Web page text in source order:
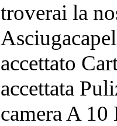
troverai la
accettato
accettata
camera A